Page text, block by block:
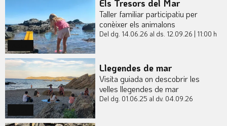
Els Tresors del Mar
Taller familiar participatiu per
conèixer els animalons
Del dg. 14.06.26 al ds. 12.09.26 | 11:00 h
Llegendes de mar
Visita guiada on descobrir les
velles llegendes de mar
Del dg. 01.06.25 al dv. 04.09.26